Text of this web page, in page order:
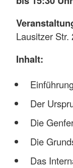
Lausitzer
Inhalt:
Der
Die
Die
Das